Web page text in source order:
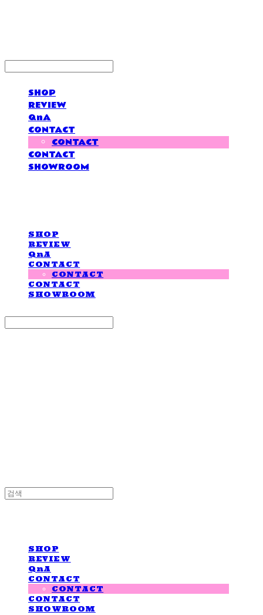
SHOP
REVIEW
QnA
CONTACT
CONTACT
CONTACT
SHOWROOM
SHOP
REVIEW
QnA
CONTACT
CONTACT
CONTACT
SHOWROOM
SHOP
REVIEW
QnA
CONTACT
CONTACT
CONTACT
SHOWROOM